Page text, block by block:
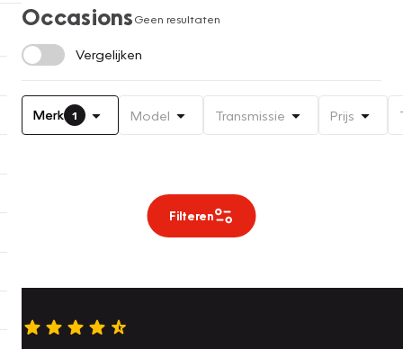
OccasionsGeen resultaten
Vergelijken
Merk 1 Model Transmissie Prijs
Filteren